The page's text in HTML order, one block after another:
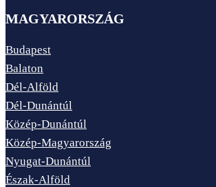
MAGYARORSZÁG
Budapest
Balaton
Dél-Alföld
Dél-Dunántúl
Közép-Dunántúl
Közép-Magyarország
Nyugat-Dunántúl
Észak-Alföld